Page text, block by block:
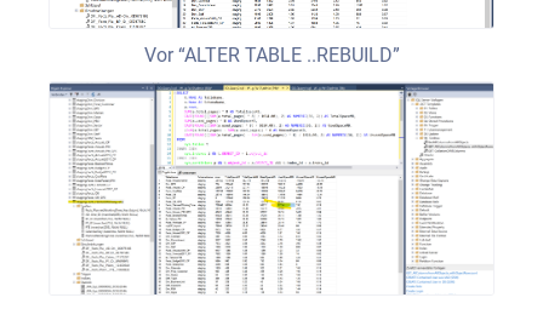
Vor “ALTER TABLE ..REBUILD”